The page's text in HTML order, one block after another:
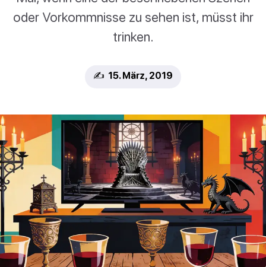
oder Vorkommnisse zu sehen ist, müsst ihr
trinken.
✍️ 15. März, 2019